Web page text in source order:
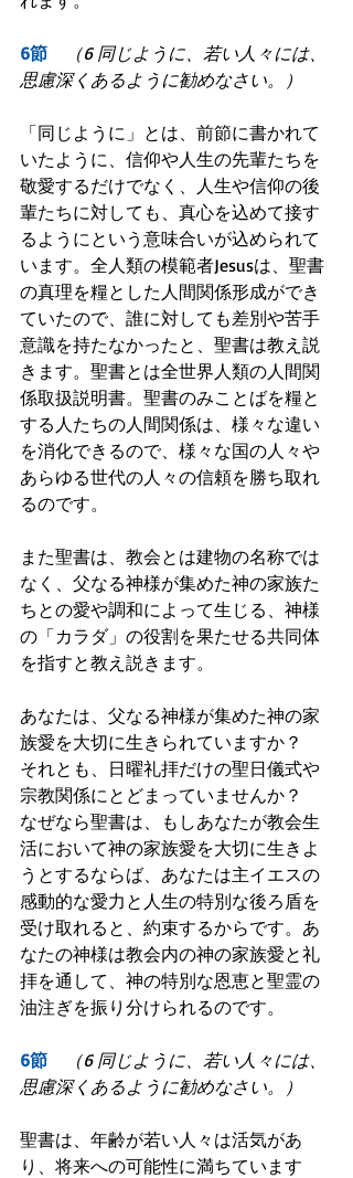
6節
（6 同じように、若い人々には、
思慮深くあるように勧めなさい。）
「同じように」とは、前節に書かれて
いたように、信仰や人生の先輩たちを
敬愛するだけでなく、人生や信仰の後
輩たちに対しても、真心を込めて接す
るようにという意味合いが込められて
います。全人類の模範者Jesusは、聖書
の真理を糧とした人間関係形成ができ
ていたので、誰に対しても差別や苦手
意識を持たなかったと、聖書は教え説
きます。聖書とは全世界人類の人間関
係取扱説明書。聖書のみことばを糧と
する人たちの人間関係は、様々な違い
を消化できるので、様々な国の人々や
あらゆる世代の人々の信頼を勝ち取れ
るのです。
また聖書は、教会とは建物の名称では
なく、父なる神様が集めた神の家族た
ちとの愛や調和によって生じる、神様
の「カラダ」の役割を果たせる共同体
を指すと教え説きます。
あなたは、父なる神様が集めた神の家
族愛を大切に生きられていますか？
それとも、日曜礼拝だけの聖日儀式や
宗教関係にとどまっていませんか？
なぜなら聖書は、もしあなたが教会生
活において神の家族愛を大切に生きよ
うとするならば、あなたは主イエスの
感動的な愛力と人生の特別な後ろ盾を
受け取れると、約束するからです。あ
なたの神様は教会内の神の家族愛と礼
拝を通して、神の特別な恩恵と聖霊の
油注ぎを振り分けられるのです。
6節
（6 同じように、若い人々には、
思慮深くあるように勧めなさい。）
聖書は、年齢が若い人々は活気があ
り、将来への可能性に満ちています